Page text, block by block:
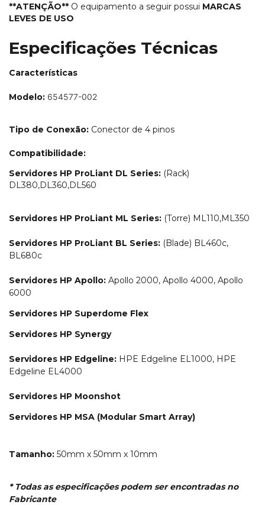
**ATENÇÃO** O equipamento a seguir possui MARCAS
LEVES DE USO
Especificações Técnicas
Características
Modelo: 654577-002
Tipo de Conexão: Conector de 4 pinos
Compatibilidade:
Servidores HP ProLiant DL Series: (Rack)
DL380,DL360,DL560
Servidores HP ProLiant ML Series: (Torre) ML110,ML350
Servidores HP ProLiant BL Series: (Blade) BL460c,
BL680c
Servidores HP Apollo: Apollo 2000, Apollo 4000, Apollo
6000
Servidores HP Superdome Flex
Servidores HP Synergy
Servidores HP Edgeline: HPE Edgeline EL1000, HPE
Edgeline EL4000
Servidores HP Moonshot
Servidores HP MSA (Modular Smart Array)
Tamanho: 50mm x 50mm x 10mm
* Todas as especificações podem ser encontradas no
Fabricante